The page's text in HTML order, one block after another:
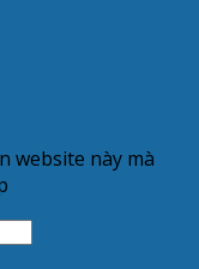
website này mà